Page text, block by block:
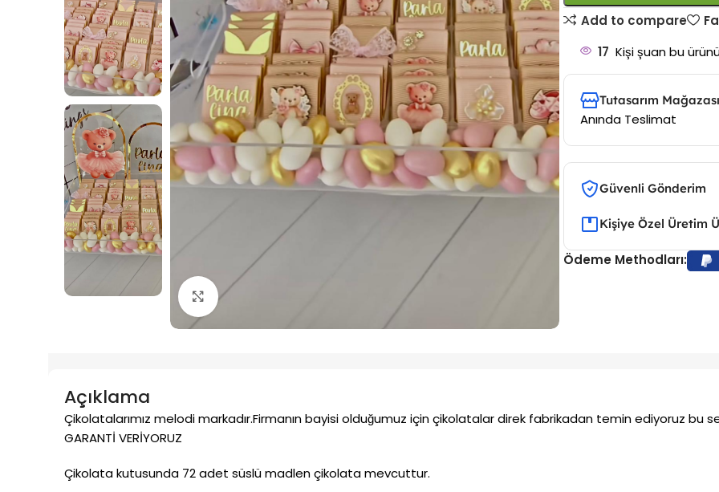
Click to enlarge
Add to compare
17 Kişi şuan bu
Tutasarım
Anında Teslimat
Güvenli Gönderim
Kişiye Özel Üretim
Ödeme Methodları:
Açıklama
Çikolatalarımız melodi markadır.Firmanın bayisi olduğumuz için çikolatalar direk fabrikadan temin ediyoruz bu
GARANTİ VERİYORUZ
Çikolata kutusunda 72 adet süslü madlen çikolata mevcuttur.